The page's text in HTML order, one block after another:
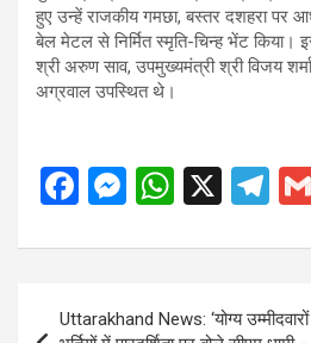
हुए उन्हें राजकीय गमछा, बस्तर दशहरा पर
बेल मेटल से निर्मित स्मृति-चिन्ह भेंट
श्री अरुण साव, उपमुख्यमंत्री श्री विजय
अग्रवाल उपस्थित थे।
F
ce
M
se
W
at
X
T
e
gr
Uttarakhand News: ‘योग्य